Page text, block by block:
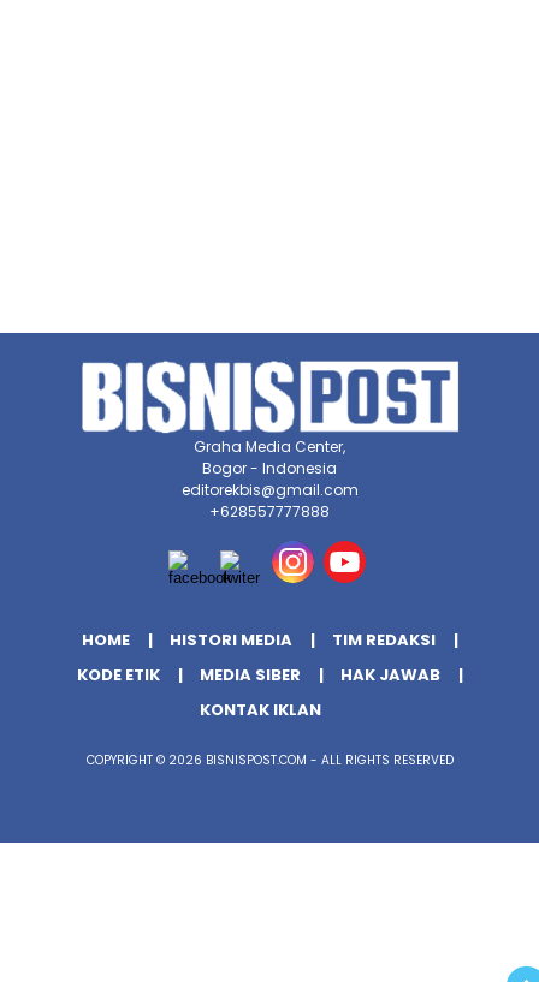
Graha Media Center,
Bogor - Indonesia
editorekbis@gmail.com
+628557777888
HOME HISTORI MEDIA
TIM REDAKSI
KODE ETIK
MEDIA SIBER
HAK JAWAB
KONTAK IKLAN
COPYRIGHT © 2026 BISNISPOST.COM - ALL RIGHTS RESERVED